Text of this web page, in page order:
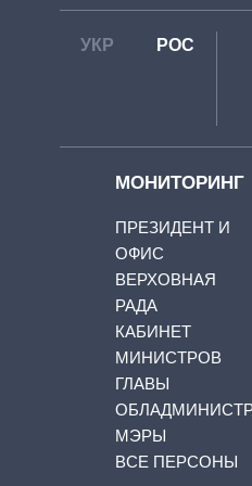
УКР РОС
МОНИТОРИНГ
ПРЕЗИДЕНТ И
ОФИС
ВЕРХОВНАЯ
РАДА
КАБИНЕТ
МИНИСТРОВ
ГЛАВЫ
МЭРЫ
ВСЕ ПЕРСОНЫ